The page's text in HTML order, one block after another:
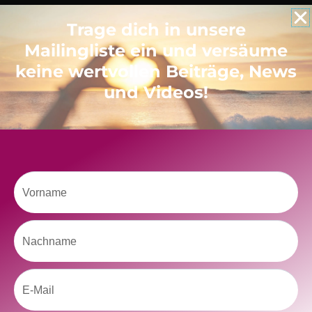
Like uns auf Facebook
akzeptieren und diesen Inhalt zu aktivieren
Trage dich in unsere
Mailingliste ein und versäume
keine wertvollen Beiträge, News
und Videos!
Vorname
Nachname
Email